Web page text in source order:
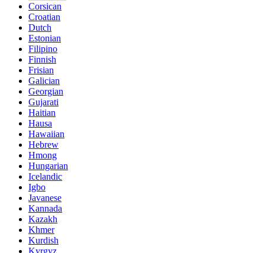
Corsican
Croatian
Dutch
Estonian
Filipino
Finnish
Frisian
Galician
Georgian
Gujarati
Haitian
Hausa
Hawaiian
Hebrew
Hmong
Hungarian
Icelandic
Igbo
Javanese
Kannada
Kazakh
Khmer
Kurdish
Kyrgyz